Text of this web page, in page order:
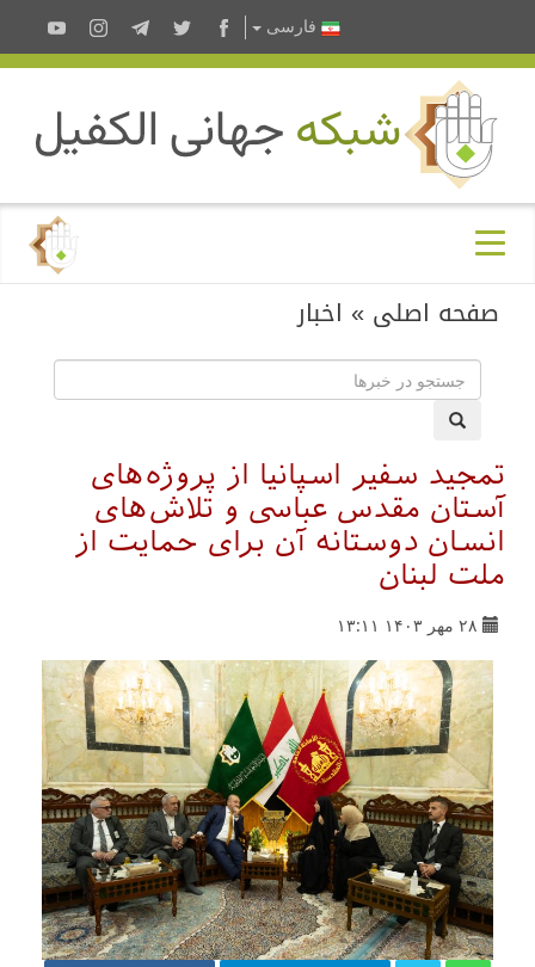
فارسى
صفحه اصلی » اخبار
تمجید سفیر اسپانیا از پروژه‌های
آستان مقدس عباسی و تلاش‌های
انسان دوستانه آن برای حمایت از
ملت لبنان
۲۸ مهر ۱۴۰۳ ۱۳:۱۱